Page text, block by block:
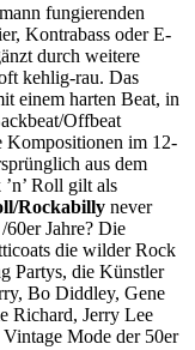
fungierenden
Kontrabass oder E-
durch weitere
kehlig-rau. Das
einem harten Beat, in
Offbeat
Kompositionen im 12-
aus dem
Roll gilt als
Rockabilly never
Jahre? Die
die wilder Rock
Partys, die Künstler
Bo Diddley, Gene
Richard, Jerry Lee
Mode der 50er